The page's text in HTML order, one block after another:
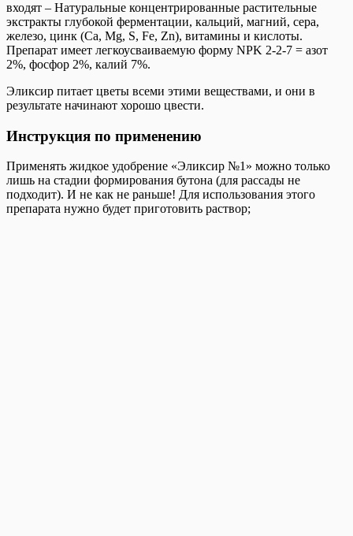
входят – Натуральные концентрированные растительные
экстракты глубокой ферментации, кальций, магний, сера,
железо, цинк (Ca, Mg, S, Fe, Zn), витамины и кислоты.
Препарат имеет легкоусваиваемую форму NPK 2-2-7 = азот
2%, фосфор 2%, калий 7%.
Эликсир питает цветы всеми этими веществами, и они в
результате начинают хорошо цвести.
Инструкция по применению
Применять жидкое удобрение «Эликсир №1» можно только
лишь на стадии формирования бутона (для рассады не
подходит). И не как не раньше! Для использования этого
препарата нужно будет приготовить раствор;